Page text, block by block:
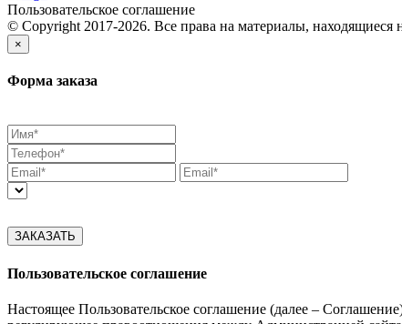
Пользовательское соглашение
© Copyright 2017-2026. Все права на материалы, находящиеся
×
Форма заказа
ЗАКАЗАТЬ
Пользовательское соглашение
Настоящее Пользовательское соглашение (далее –